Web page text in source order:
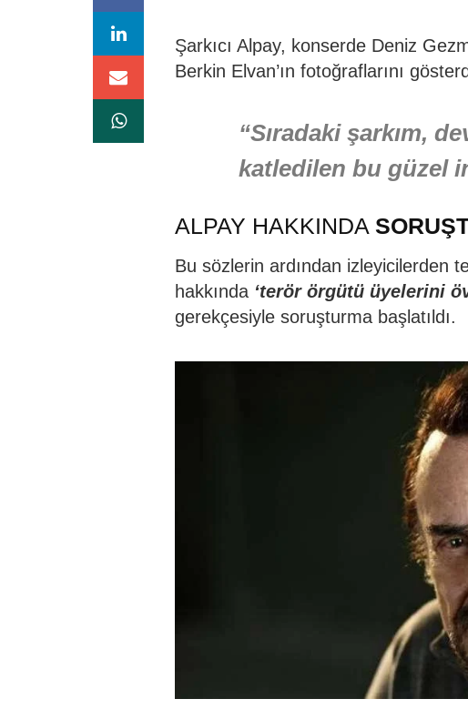
Şarkıcı Alpay, konserde Deniz
Berkin Elvan’ın fotoğraflarını
“Sıradaki şarkım,
katledilen bu güzel
ALPAY HAKKINDA
Bu sözlerin ardından izleyicilerden
hakkında ‘terör örgütü üyelerini
gerekçesiyle soruşturma başlatıldı.